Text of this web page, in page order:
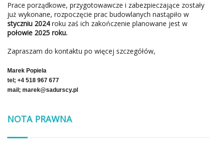
Prace porządkowe, przygotowawcze i zabezpieczające zostały
już wykonane, rozpoczęcie prac budowlanych nastąpiło w
styczniu 2024roku zaś ich zakończenie planowane jest w
połowie 2025 roku.
Zapraszam do kontaktu po więcej szczegółów,
Marek Popiela
tel; +4 518 967 677
mail; marek@sadurscy.pl
NOTA PRAWNA